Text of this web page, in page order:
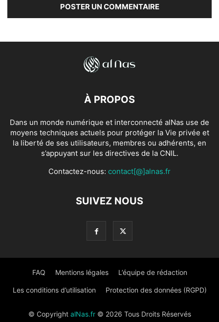
À PROPOS
Dans un monde numérique et interconnecté alNas use de
moyens techniques actuels pour protéger la Vie privée et
la liberté de ses utilisateurs, membres ou adhérents, en
s’appuyant sur les directives de la CNIL.
Contactez-nous: contact[@]alnas.fr
SUIVEZ NOUS
FAQ Mentions légales L’équipe de rédaction
Les conditions d’utilisation Protection des données (RGPD)
© Copyright alNas.fr© 2026 Tous Droits Réservés